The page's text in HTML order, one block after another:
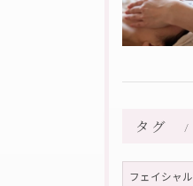
タグ
フェイシャル